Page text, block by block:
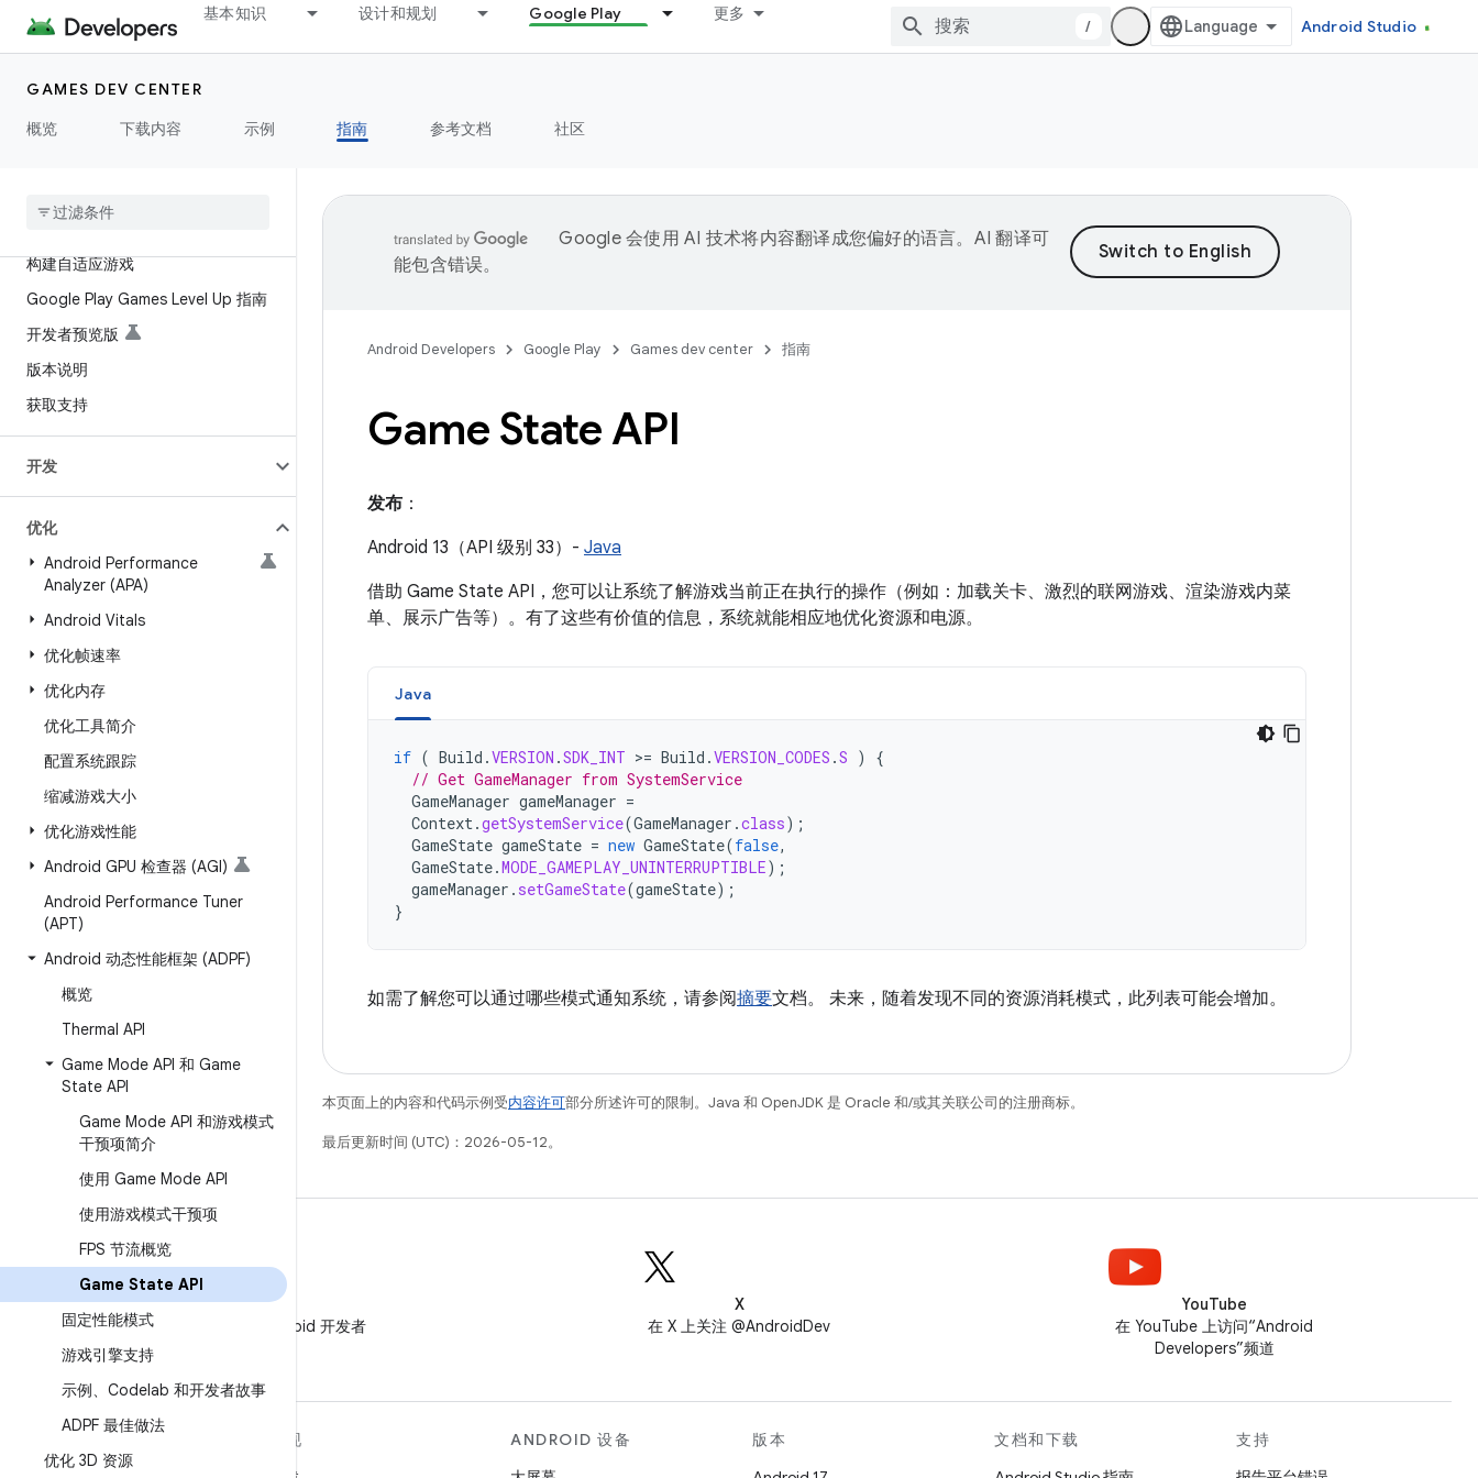
基本知识 设计和规划 Google Play 更多
/ Android Studio
GAMES DEV CENTER
概览
下载内容 示例 指南 参考文档 社区
构建自适应游戏
Google Play Games Level Up 指南
开发者预览版
版本说明
获取支持
开发
优化
Android Performance
Analyzer (APA)
Android Vitals
优化帧速率
优化内存
优化工具简介
配置系统跟踪
缩减游戏大小
优化游戏性能
Android GPU 检查器 (AGI)
Android Performance Tuner
(APT)
Android 动态性能框架 (ADPF)
概览
Thermal API
Game Mode API 和 Game
State API
Game Mode API 和游戏模式
干预项简介
使用 Game Mode API
使用游戏模式干预项
FPS 节流概览
Game State API
固定性能模式
游戏引擎支持
示例、Codelab 和开发者故事
ADPF 最佳做法
优化 3D 资源
Google 会使用 AI 技术将内容翻译成您偏好的语言。AI 翻译可
能包含错误。
Android Developers Google Play Games dev center 指南
Game State API
发布 ：
Android 13（API 级别 33）- Java
借助 Game State API，您可以让系统了解游戏当前正在执行的操作（例如：加载关卡、激烈的联网游戏、渲染游戏内菜
单、展示广告等）。有了这些有价值的信息，系统就能相应地优化资源和电源。
Java
if ( Build .VERSION .SDK_INT >= Build .VERSION_CODES .S )
{
// Get GameManager from SystemService
GameManager gameManager =
Context.getSystemService(GameManager .class);
GameState gameState = new GameState(false,
GameState.MODE_GAMEPLAY_UNINTERRUPTIBLE);
gameManager . setGameState(gameState);
}
如需了解您可以通过哪些模式通知系统，请参阅摘要文档。 未来，随着发现不同的资源消耗模式，此列表可能会增加。
本页面上的内容和代码示例受内容许可部分所述许可的限制。Java 和 OpenJDK 是 Oracle 和/或其关联公司的注册商标。
最后更新时间 (UTC)：2026-05-12。
微信
在微信中关注 Android 开发者
X
在 X 上关注 @AndroidDev
YouTube
在 YouTube 上访问“Android
Developers”频道
关于 ANDROID
发现
ANDROID 设备
版本
文档和下载
支持